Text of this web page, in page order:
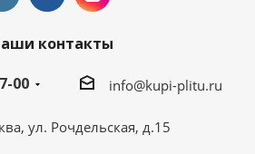
контакты
00
info@kupi-plitu.ru
ул. Рочдельская, д.15